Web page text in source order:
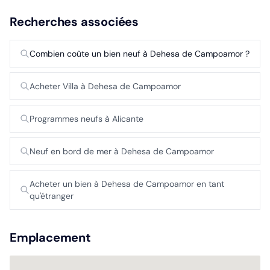
Recherches associées
Combien coûte un bien neuf à Dehesa de Campoamor ?
Acheter Villa à Dehesa de Campoamor
Programmes neufs à Alicante
Neuf en bord de mer à Dehesa de Campoamor
Acheter un bien à Dehesa de Campoamor en tant
qu'étranger
Emplacement